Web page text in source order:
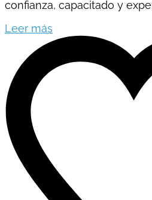
confianza, capacitado y
Leer más